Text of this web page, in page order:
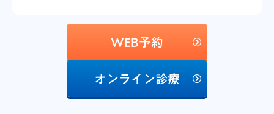
WEB予約
オンライン診療